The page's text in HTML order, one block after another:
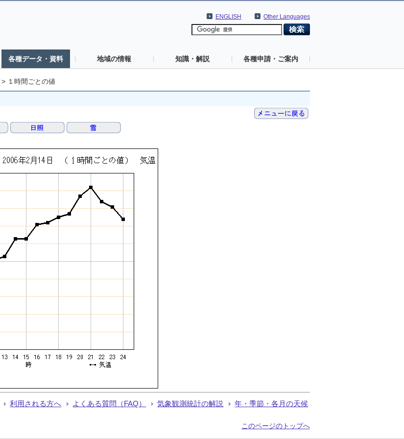
Other Languages
ENGLISH
各種データ・資料 地域の情報 知識・解説 各種申請・ご案内
> １時間ごとの値
利用される方へ よくある質問（FAQ） 気象観測統計の解説 年・季節・各月の天候
このページのトップへ